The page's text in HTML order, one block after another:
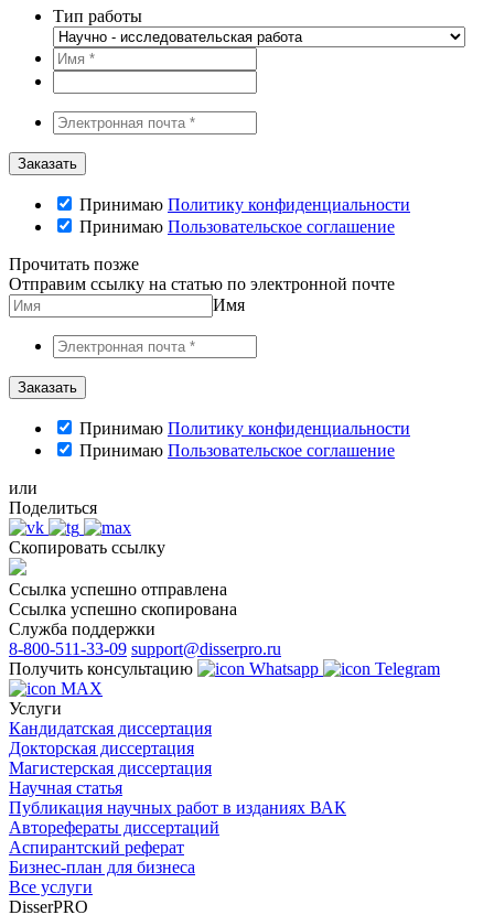
Тип работы
Принимаю Политику конфиденциальности
Принимаю Пользовательское соглашение
Прочитать позже
Отправим ссылку на статью по электронной почте
Имя
Принимаю Политику конфиденциальности
Принимаю Пользовательское соглашение
или
Поделиться
Скопировать ссылку
Ссылка успешно отправлена
Ссылка успешно скопирована
Служба поддержки
8-800-511-33-09 support@disserpro.ru
Получить консультацию
Whatsapp
Telegram
MAX
Услуги
Кандидатская диссертация
Докторская диссертация
Магистерская диссертация
Научная статья
Публикация научных работ в изданиях ВАК
Авторефераты диссертаций
Аспирантский реферат
Бизнес-план для бизнеса
Все услуги
DisserPRO